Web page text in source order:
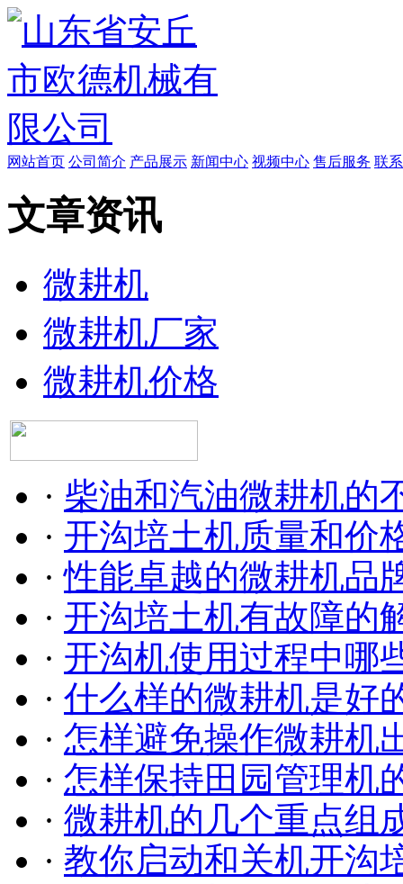
网站首页 公司简介 产品展示 新闻中心 视频中心 售后服务 联
文章资讯
微耕机
微耕机厂家
微耕机价格
· 柴油和汽油微耕机的
· 开沟培土机质量和价
·性能卓越的微耕机品
· 开沟培土机有故障的
· 开沟机使用过程中哪
· 什么样的微耕机是好
· 怎样避免操作微耕机
· 怎样保持田园管理机
· 微耕机的几个重点组
· 教你启动和关机开沟